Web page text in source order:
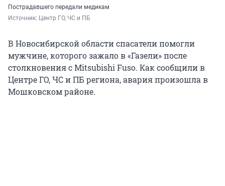
Пострадавшего передали медикам
Источник: Центр ГО, ЧС и ПБ
В Новосибирской области спасатели помогли
мужчине, которого зажало в «Газели» после
столкновения с Mitsubishi Fuso. Как сообщили в
Центре ГО, ЧС и ПБ региона, авария произошла в
Мошковском районе.